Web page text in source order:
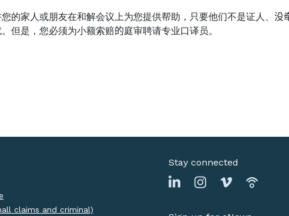
的家人或朋友在和解会议上为您提供帮助，只要他们不是证人、 没
但是，您必须为小额索赔的庭审聘请专业口译员。
claims and criminal)
Stay connected